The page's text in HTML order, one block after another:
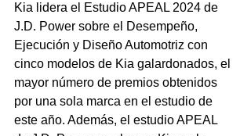
Kia lidera el Estudio APEAL 2024 de
J.D. Power sobre el Desempeño,
Ejecución y Diseño Automotriz con
cinco modelos de Kia galardonados, el
mayor número de premios obtenidos
por una sola marca en el estudio de
este año. Además, el estudio APEAL